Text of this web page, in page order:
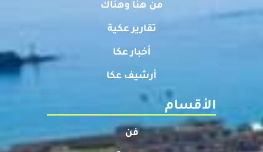
من هنا وهناك
تقارير عكية
أخبار عكا
أرشيف عكا
الأقسام
فن